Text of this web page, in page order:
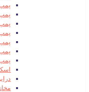
پمپ باد
پمپ باد
پمپ باد
پمپ باد
پمپ
پمپ باد
پمپ باد
درایر